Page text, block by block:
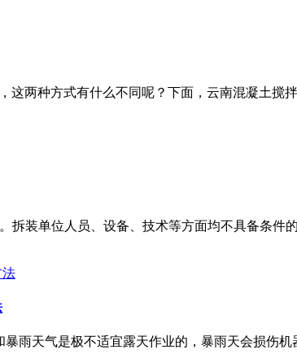
两种方式有什么不同呢？下面，云南混凝土搅
装单位人员、设备、技术等方面均不具备条件
雨天气是极不适宜露天作业的，暴雨天会损伤机